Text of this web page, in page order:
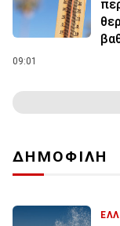
09:01
ΔΗΜΟΦΙΛΗ